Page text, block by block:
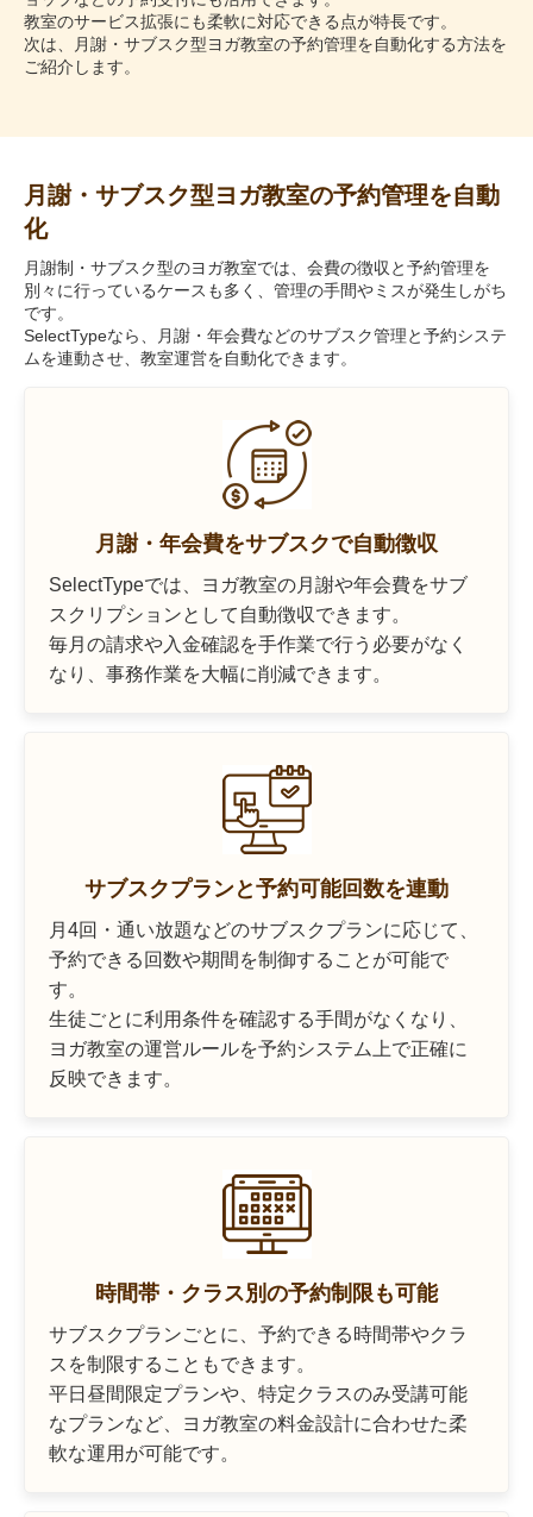
教室のサービス拡張にも柔軟に対応できる点が特長です。
次は、月謝・サブスク型ヨガ教室の予約管理を自動化する方法を
ご紹介します。
月謝・サブスク型ヨガ教室の予約管理を自動
化
月謝制・サブスク型のヨガ教室では、会費の徴収と予約管理を
別々に行っているケースも多く、管理の手間やミスが発生しがち
です。
SelectTypeなら、月謝・年会費などのサブスク管理と予約システ
ムを連動させ、教室運営を自動化できます。
月謝・年会費をサブスクで自動徴収
SelectTypeでは、ヨガ教室の月謝や年会費をサブ
スクリプションとして自動徴収できます。
毎月の請求や入金確認を手作業で行う必要がなく
なり、事務作業を大幅に削減できます。
サブスクプランと予約可能回数を連動
月4回・通い放題などのサブスクプランに応じて、
予約できる回数や期間を制御することが可能で
す。
生徒ごとに利用条件を確認する手間がなくなり、
ヨガ教室の運営ルールを予約システム上で正確に
反映できます。
時間帯・クラス別の予約制限も可能
サブスクプランごとに、予約できる時間帯やクラ
スを制限することもできます。
平日昼間限定プランや、特定クラスのみ受講可能
なプランなど、ヨガ教室の料金設計に合わせた柔
軟な運用が可能です。